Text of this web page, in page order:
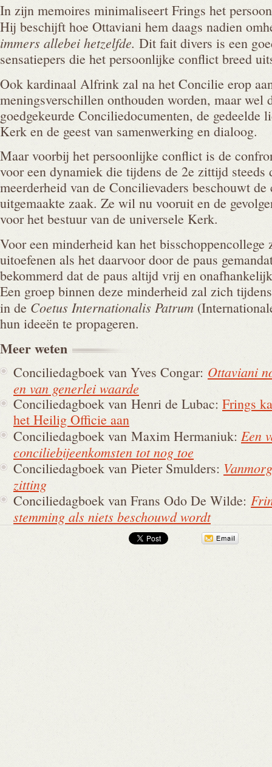
In zijn memoires minimaliseert Frings het
Hij beschijft hoe Ottaviani hem daags nadien
immers allebei hetzelfde. Dit fait divers is een
sensatiepers die het persoonlijke conflict breed
Ook kardinaal Alfrink zal na het Concilie erop
meningsverschillen onthouden worden, maar wel
goedgekeurde Conciliedocumenten, de gedeelde
Kerk en de geest van samenwerking en dialoog.
Maar voorbij het persoonlijke conflict is de
voor een dynamiek die tijdens de 2e zittijd
meerderheid van de Concilievaders beschouwt
uitgemaakte zaak. Ze wil nu vooruit en de
voor het bestuur van de universele Kerk.
Voor een minderheid kan het bisschoppencollege
uitoefenen als het daarvoor door de paus
bekommerd dat de paus altijd vrij en
Een groep binnen deze minderheid zal zich
in de Coetus Internationalis Patrum
hun ideeën te propageren.
Meerweten
Conciliedagboek van Yves Congar: Ottaviani
en van generlei waarde
Conciliedagboek van Henri de Lubac: Frings
het Heilig Officie aan
Conciliedagboek van Maxim Hermaniuk: Een
conciliebijeenkomsten tot nog toe
Conciliedagboek van Pieter Smulders:
zitting
Conciliedagboek van Frans Odo De Wilde:
stemming als niets beschouwd wordt